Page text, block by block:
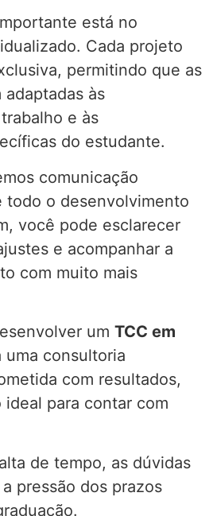
está no
Cada projeto
permitindo que as
às
e às
do estudante.
comunicação
todo o desenvolvimento
você pode esclarecer
e acompanhar a
com muito mais
um TCC em
uma consultoria
com resultados,
para contar com
de tempo, as dúvidas
pressão dos prazos